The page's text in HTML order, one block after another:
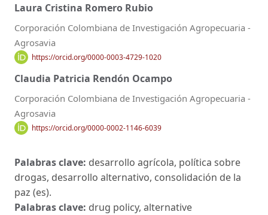
Laura Cristina Romero Rubio
Corporación Colombiana de Investigación Agropecuaria -
Agrosavia
https://orcid.org/0000-0003-4729-1020
Claudia Patricia Rendón Ocampo
Corporación Colombiana de Investigación Agropecuaria -
Agrosavia
https://orcid.org/0000-0002-1146-6039
Palabras clave: desarrollo agrícola, política sobre
drogas, desarrollo alternativo, consolidación de la
paz (es).
Palabras clave: drug policy, alternative